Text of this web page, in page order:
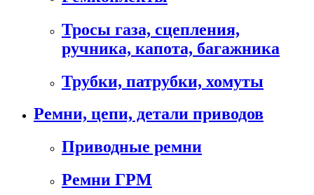
Тросы газа, сцепления,
ручника, капота, багажника
Трубки, патрубки, хомуты
Ремни, цепи, детали приводов
Приводные ремни
Ремни ГРМ